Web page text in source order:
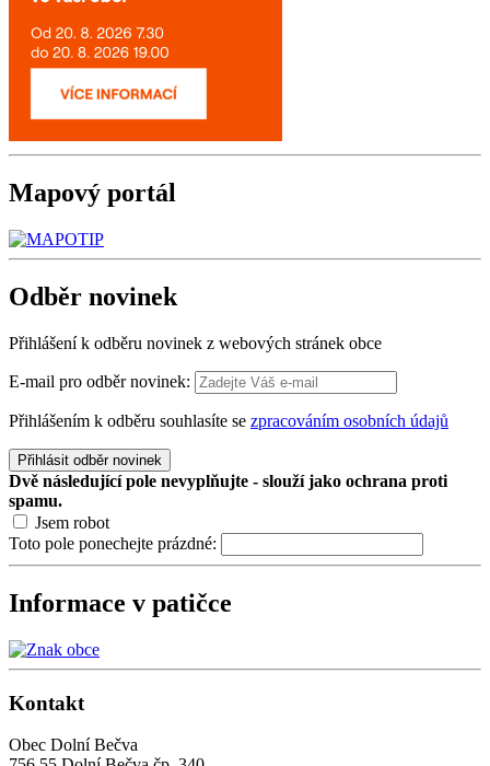
Mapový portál
Odběr novinek
Přihlášení k odběru novinek z webových stránek obce
E-mail pro odběr novinek:
Přihlášením k odběru souhlasíte se zpracováním osobních údajů
Přihlásit odběr novinek
Dvě následující pole nevyplňujte - slouží jako ochrana proti
spamu.
Jsem robot
Toto pole ponechejte prázdné:
Informace v patičce
Kontakt
Obec Dolní Bečva